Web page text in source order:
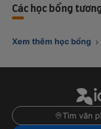
Các học bổng
Xem thêm học bổng
Tìm văn